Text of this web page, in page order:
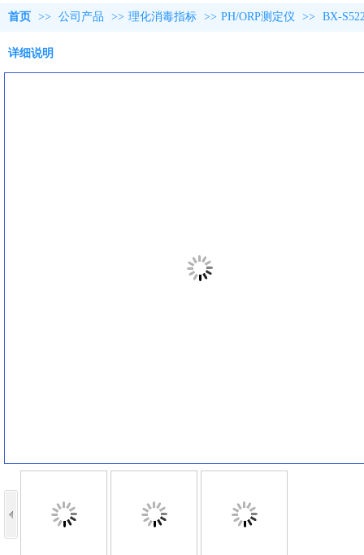
首页 >> 公司产品 >> 理化消毒指标 >> PH/ORP测定仪 >> BX-
详细说明